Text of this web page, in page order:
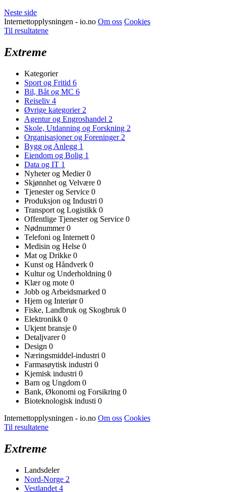
Neste side
Internettopplysningen - io.no Om oss Cookies
Til resultatene
Extreme
Kategorier
Sport og Fritid 6
Bil, Båt og MC 6
Reiseliv 4
Øvrige kategorier 2
Agentur og Engroshandel 2
Skole, Utdanning og Forskning 2
Organisasjoner og Foreninger 2
Bygg og Anlegg 1
Eiendom og Bolig 1
Data og IT 1
Nyheter og Medier0
Skjønnhet og Velvære 0
Tjenester og Service 0
Produksjon og Industri 0
Transport og Logistikk 0
Offentlige Tjenester og Service 0
Nødnummer0
Telefoni og Internett 0
Medisin og Helse 0
Mat og Drikke 0
Kunst og Håndverk 0
Kultur og Underholdning 0
Klær og mote 0
Jobb og Arbeidsmarked 0
Hjem og Interiør0
Fiske, Landbruk og Skogbruk 0
Elektronikk 0
Ukjent bransje 0
Detaljvarer0
Design 0
Næringsmiddel-industri 0
Farmasøytisk industri 0
Kjemisk industri 0
Barn og Ungdom 0
Bank, Økonomi og Forsikring 0
Bioteknologisk industi 0
Internettopplysningen - io.no Om oss Cookies
Til resultatene
Extreme
Landsdeler
Nord-Norge 2
Vestlandet 4